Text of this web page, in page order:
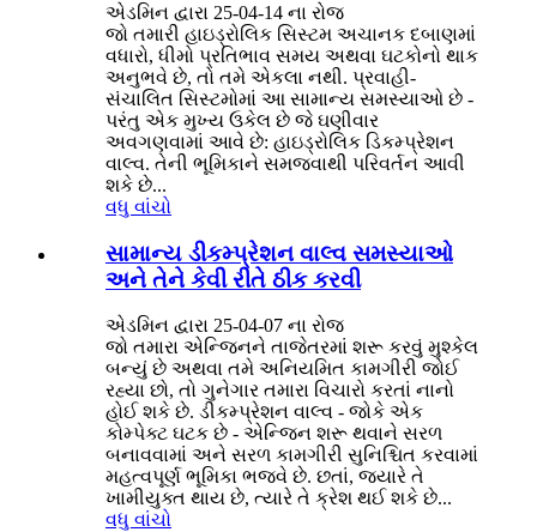
એડમિન દ્વારા 25-04-14 ના રોજ
જો તમારી હાઇડ્રોલિક સિસ્ટમ અચાનક દબાણમાં
વધારો, ધીમો પ્રતિભાવ સમય અથવા ઘટકોનો થાક
અનુભવે છે, તો તમે એકલા નથી. પ્રવાહી-
સંચાલિત સિસ્ટમોમાં આ સામાન્ય સમસ્યાઓ છે -
પરંતુ એક મુખ્ય ઉકેલ છે જે ઘણીવાર
અવગણવામાં આવે છે: હાઇડ્રોલિક ડિકમ્પ્રેશન
વાલ્વ. તેની ભૂમિકાને સમજવાથી પરિવર્તન આવી
શકે છે...
વધુ વાંચો
સામાન્ય ડીકમ્પ્રેશન વાલ્વ સમસ્યાઓ
અને તેને કેવી રીતે ઠીક કરવી
એડમિન દ્વારા 25-04-07 ના રોજ
જો તમારા એન્જિનને તાજેતરમાં શરૂ કરવું મુશ્કેલ
બન્યું છે અથવા તમે અનિયમિત કામગીરી જોઈ
રહ્યા છો, તો ગુનેગાર તમારા વિચારો કરતાં નાનો
હોઈ શકે છે. ડીકમ્પ્રેશન વાલ્વ - જોકે એક
કોમ્પેક્ટ ઘટક છે - એન્જિન શરૂ થવાને સરળ
બનાવવામાં અને સરળ કામગીરી સુનિશ્ચિત કરવામાં
મહત્વપૂર્ણ ભૂમિકા ભજવે છે. છતાં, જ્યારે તે
ખામીયુક્ત થાય છે, ત્યારે તે ક્રેશ થઈ શકે છે...
વધુ વાંચો